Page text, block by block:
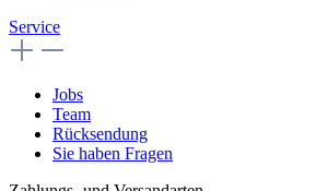
Service
Jobs
Team
Rücksendung
Sie haben Fragen